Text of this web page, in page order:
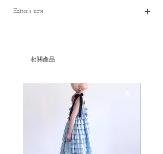
working days
✿ Please make sure that you have read and
product is made-to-order.
因為每件都是獨立人手按訂單製造，購買前
請慎重考慮尺寸，而且每一件都是逐一製
造，所以尺寸會又少許誤差
Atelier de Charlotte Csasewfara 's Collection
✿ ✿ ✿ ✿ ✿ ✿ ✿
Editor’s note
✿可以做打底當假領，亦能作外襯裝飾
✿青花瓷款Sophrona雖然圖案豐富，但遠看
並不會很誇張，配搭任何顏色的衣服也可，
布料厚度中等，不容易起皺，垂墮感強。
✿ Russell 紅色海草編織款和Sophrona是我的
Top 2，Russell Juliet Vest 是比較鮮艷的棗紅
色調，但這布料是細緻的海草刺繡，具有18
世紀復古的色調，非常適合配搭黑色和白色
相關產品